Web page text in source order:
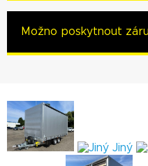
Možno poskytnout